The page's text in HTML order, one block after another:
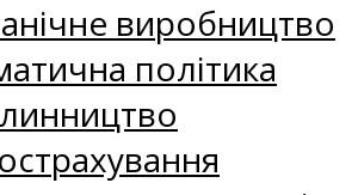
виробництво
політика